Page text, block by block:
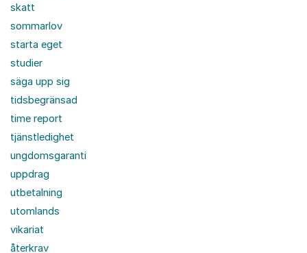
skatt
sommarlov
starta eget
studier
säga upp sig
tidsbegränsad
time report
tjänstledighet
ungdomsgaranti
uppdrag
utbetalning
utomlands
vikariat
återkrav